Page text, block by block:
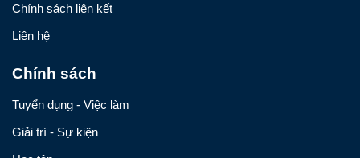
Chính sách liên kết
Liên hệ
Chính sách
Tuyển dụng - Việc làm
Giải trí - Sự kiện